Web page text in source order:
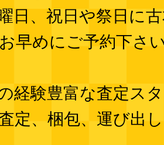
日、祝日や祭日に
早めにご予約下さ
経験豊富な査定ス
定、梱包、運び出